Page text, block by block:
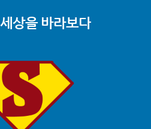
상을 바라보다